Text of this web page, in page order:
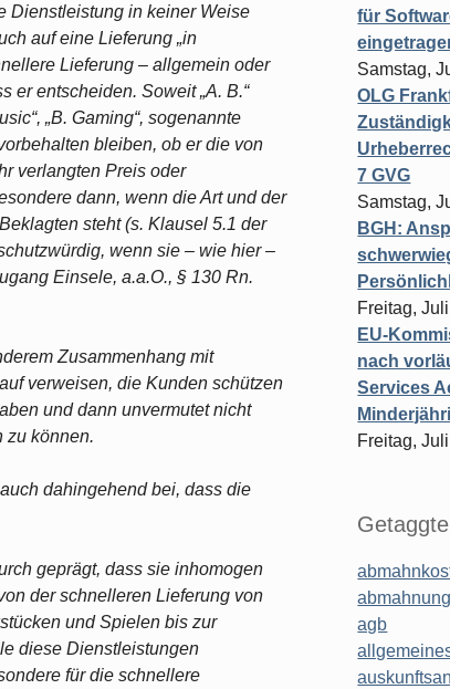
Dienstleistung in keiner Weise
auf eine Lieferung „in
Lieferung – allgemein oder
er entscheiden. Soweit „A. B.“
„B. Gaming“, sogenannte
bleiben, ob er die von
verlangten Preis oder
dann, wenn die Art und der
steht (s. Klausel 5.1 der
wenn sie – wie hier –
Einsele, a.a.O., § 130 Rn.
Zusammenhang mit
verweisen, die Kunden schützen
und dann unvermutet nicht
zu können.
dahingehend bei, dass die
geprägt, dass sie inhomogen
der schnelleren Lieferung von
und Spielen bis zur
diese Dienstleistungen
für die schnellere
für
Samstag,
OLG
7 GVG
Samstag,
BGH:
Freitag,
EU-
nach
Services
Freitag,
abmahnung
agb